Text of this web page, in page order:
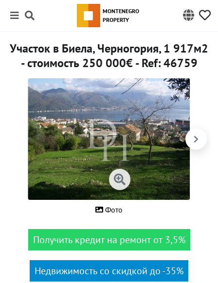
MONTENEGRO
PROPERTY
Участок в Биела, Черногория, 1 917м2
- стоимость 250 000€ - Ref: 46759
Фото
Получить кредит на ремонт от 3,5%
Недвижимость со скидкой до -35%